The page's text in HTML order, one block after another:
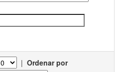
| Ordenar por